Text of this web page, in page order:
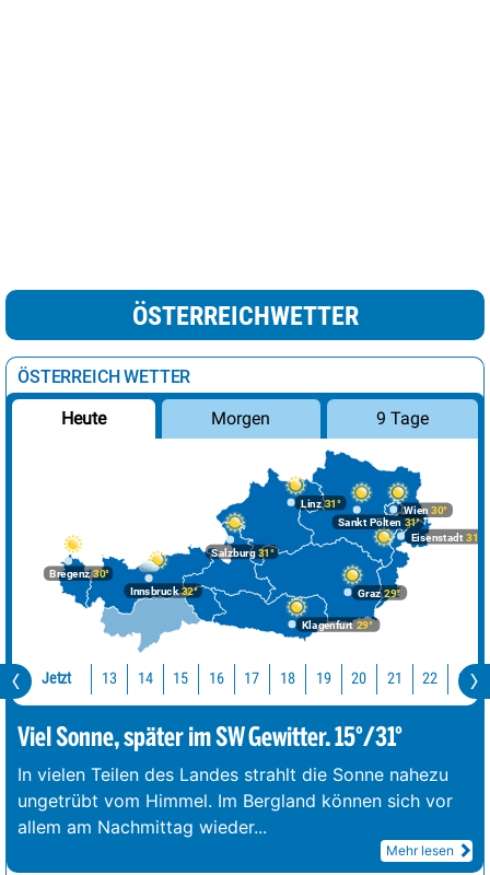
ÖSTERREICHWETTER
ÖSTERREICH WETTER
Heute Morgen 9 Tage
Bregenz30°
Graz29°
Innsbruck32°
Klagenfurt 29°
Linz31°
Salzburg31°
Wien 30°
Eisenstadt 31°
Sankt Pölten 31°
Jetzt 13 14 15 16 17 18 19 20 21 22 23
Viel Sonne, später im SW Gewitter. 15°/31°
In vielen Teilen des Landes strahlt die Sonne nahezu
ungetrübt vom Himmel. Im Bergland können sich vor
allem am Nachmittag wieder...
Mehr lesen